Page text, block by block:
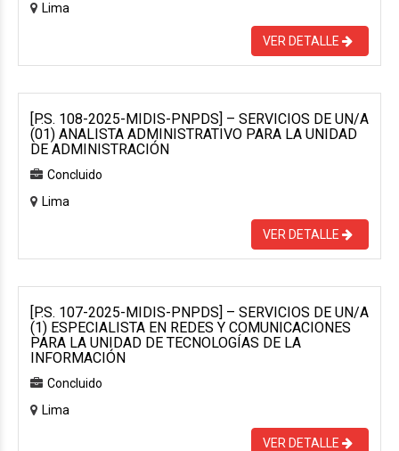
Lima
VER DETALLE
[P.S. 108-2025-MIDIS-PNPDS] – SERVICIOS DE UN/A
(01) ANALISTA ADMINISTRATIVO PARA LA UNIDAD
DE ADMINISTRACIÓN
Concluido
Lima
VER DETALLE
[P.S. 107-2025-MIDIS-PNPDS] – SERVICIOS DE UN/A
(1) ESPECIALISTA EN REDES Y COMUNICACIONES
PARA LA UNIDAD DE TECNOLOGÍAS DE LA
INFORMACIÓN
Concluido
Lima
VER DETALLE